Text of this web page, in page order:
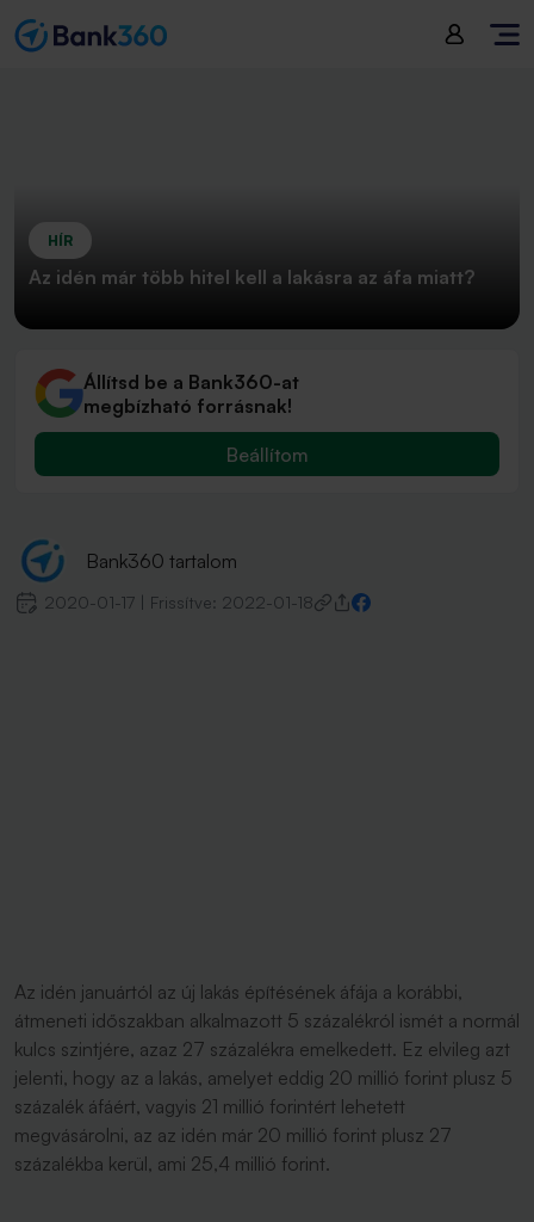
HÍR
Az idén már több hitel kell a lakásra az áfa miatt?
Állítsd be a Bank360-at
megbízható forrásnak!
Beállítom
Bank360 tartalom
2020-01-17 Frissítve: 2022-01-18
Az idén januártól az új lakás építésének áfája a korábbi,
átmeneti időszakban alkalmazott 5 százalékról ismét a normál
kulcs szintjére, azaz 27 százalékra emelkedett. Ez elvileg azt
jelenti, hogy az a lakás, amelyet eddig 20 millió forint plusz 5
százalék áfáért, vagyis 21 millió forintért lehetett
megvásárolni, az az idén már 20 millió forint plusz 27
százalékba kerül, ami 25,4 millió forint.